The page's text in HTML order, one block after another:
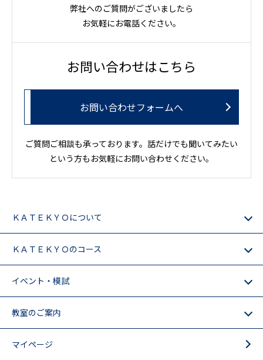
弊社へのご質問がございましたら
お気軽にお電話ください。
お問い合わせはこちら
お問い合わせフォームへ
ご質問ご相談も承っております。話だけでも聞いてみたい
という方もお気軽にお問い合わせください。
ＫＡＴＥＫＹＯについて
ＫＡＴＥＫＹＯのコース
イベント・模試
教室のご案内
マイページ